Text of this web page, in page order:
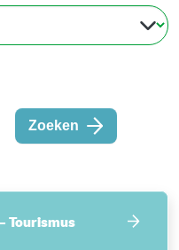
Zoeken
Tourismus